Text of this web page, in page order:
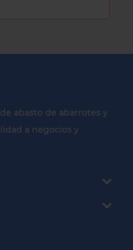
abasto de abarrotes y
a negocios y